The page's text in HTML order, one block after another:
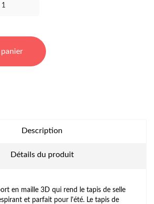
Description
Détails du produit
en maille 3D qui rend le tapis de selle
et parfait pour l'été. Le tapis de